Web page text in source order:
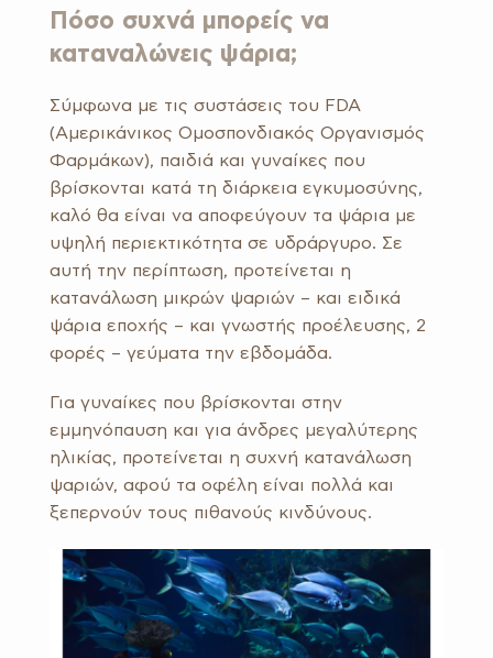
Πόσο συχνά μπορείς να
καταναλώνεις ψάρια;
Σύμφωνα με τις συστάσεις του FDA
(Αμερικάνικος Ομοσπονδιακός Οργανισμός
Φαρμάκων), παιδιά και γυναίκες που
βρίσκονται κατά τη διάρκεια εγκυμοσύνης,
καλό θα είναι να αποφεύγουν τα ψάρια με
υψηλή περιεκτικότητα σε υδράργυρο. Σε
αυτή την περίπτωση, προτείνεται η
κατανάλωση μικρών ψαριών – και ειδικά
ψάρια εποχής – και γνωστής προέλευσης, 2
φορές – γεύματα την εβδομάδα.
Για γυναίκες που βρίσκονται στην
εμμηνόπαυση και για άνδρες μεγαλύτερης
ηλικίας, προτείνεται η συχνή κατανάλωση
ψαριών, αφού τα οφέλη είναι πολλά και
ξεπερνούν τους πιθανούς κινδύνους.